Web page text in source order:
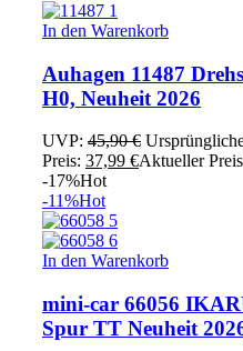
In den Warenkorb
Auhagen 11487
H0, Neuheit 2026
UVP: 45,90€
Preis: 37,99 €Aktueller
-17%Hot
-11%Hot
In den Warenkorb
mini-car 66056
Spur TT Neuheit